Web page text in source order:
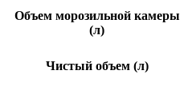
Объем морозильной камеры
(л)
Чистый объем (л)